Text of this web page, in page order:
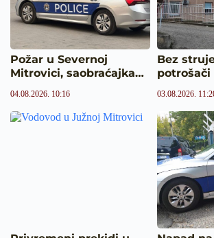
Požar u Severnoj
Mitrovici, saobraćajka…
04.08.2026. 10:16
Bez
03.08.2026.